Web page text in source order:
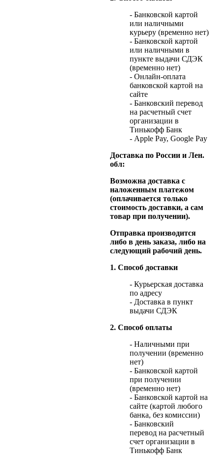
- Банковской картой
или наличными
курьеру (временно нет)
- Банковской картой
или наличными в
пункте выдачи СДЭК
(временно нет)
- Онлайн-оплата
банковской картой на
сайте
- Банковский перевод
на расчетный счет
организации в
Тинькофф Банк
- Apple Pay, Google Pay
Доставка по России и Лен.
обл:
Возможна доставка с
наложенным платежом
(оплачивается только
стоимость доставки, а сам
товар при получении).
Отправка производится
либо в день заказа, либо на
следующий рабочий день.
1. Способ доставки
- Курьерская доставка
по адресу
- Доставка в пункт
выдачи СДЭК
2. Способ оплаты
- Наличными при
получении (временно
нет)
- Банковской картой
при получении
(временно нет)
- Банковской картой на
сайте (картой любого
банка, без комиссии)
- Банковский
перевод на расчетный
счет организации в
Тинькофф Банк